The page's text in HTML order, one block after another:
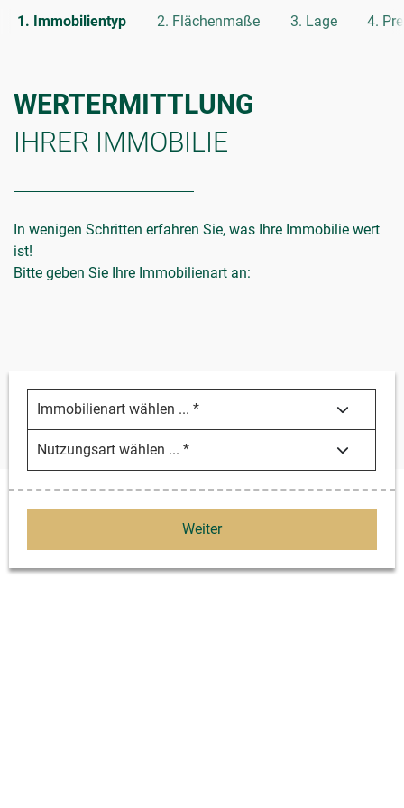
Immobilientyp Flächenmaße Lage
WERTERMITTLUNG
IHRER IMMOBILIE
In wenigen Schritten erfahren Sie, was Ihre Immobilie wert
ist!
Bitte geben Sie Ihre Immobilienart an:
Weiter